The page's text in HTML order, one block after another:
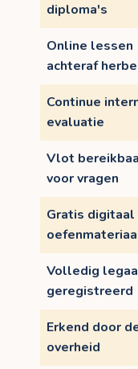
diploma's
Online lessen
achteraf
Continue
evaluatie
Vlot
voor vragen
Gratis digitaal
Volledig
geregistreerd
Erkend door
overheid